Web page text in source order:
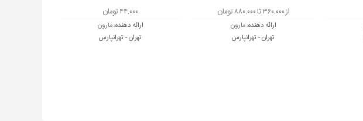
از ۳۶۰,۰۰۰ تا ۸۸۰,۰۰۰ تومان
ارائه دهنده:مارون
تهران - تهرانپارس
۴۴,۰۰۰ تومان
ارائه دهنده:مارون
تهران - تهرانپارس